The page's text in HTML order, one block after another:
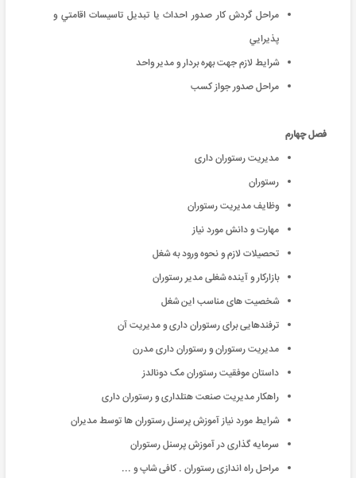
مراحل گردش كار صدور احداث يا تبديل تاسيسات اقامتي و
پذيرايي
شرايط لازم جهت بهره بردار و مدير واحد
مراحل صدور جواز کسب
فصل چهارم
مدیریت رستوران داری
رستوران
وظایف مدیریت رستوران
مهارت و دانش مورد نیاز
تحصیلات لازم و نحوه ورود به شغل
بازارکار و آینده شغلی مدیر رستوران
شخصیت های مناسب این شغل
ترفندهایی برای رستوران داری و مدیریت آن
مدیریت رستوران و رستوران داری مدرن
داستان موفقیت رستوران مک دونالدز
راهکار مدیریت صنعت هتلداری و رستوران داری
شرایط مورد نیاز آموزش پرسنل رستوران ها توسط مدیران
سرمایه گذاری در آموزش پرسنل رستوران
مراحل راه اندازی رستوران . کافی شاپ و ...